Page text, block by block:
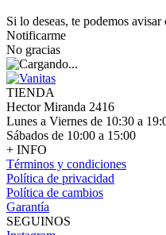
Si lo deseas, te podemos
Notificarme
No gracias
TIENDA
Hector Miranda 2416
Lunes a Viernes de 10:30 a
Sábados de 10:00 a 15:00
+ INFO
Términos y condiciones
Política de privacidad
Política de cambios
Garantía
SEGUINOS